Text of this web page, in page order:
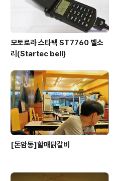
모토로라 스타택 ST7760 벨소
리(Startec bell)
[돈암동]할매닭갈비